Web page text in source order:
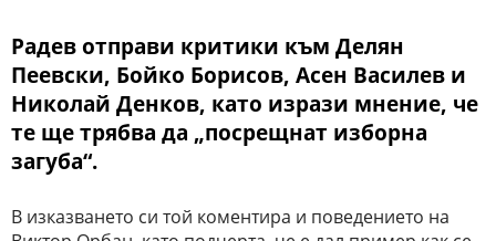
Радев отправи критики към Делян
Пеевски, Бойко Борисов, Асен Василев и
Николай Денков, като изрази мнение, че
те ще трябва да „посрещнат изборна
загуба“.
В изказването си той коментира и поведението на